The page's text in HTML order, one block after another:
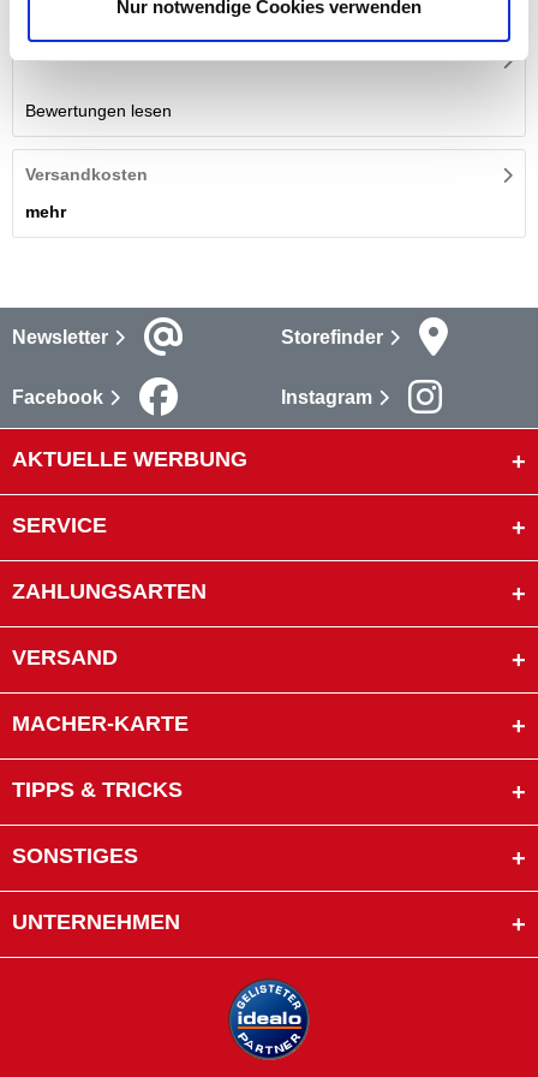
Nur notwendige Cookies verwenden
Bewertungen
Bewertungen lesen
Versandkosten
mehr
Newsletter Storefinder
Facebook Instagram
AKTUELLE WERBUNG
SERVICE
ZAHLUNGSARTEN
VERSAND
MACHER-KARTE
TIPPS & TRICKS
SONSTIGES
UNTERNEHMEN